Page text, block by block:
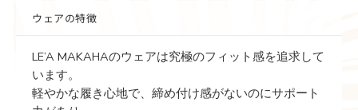
ウェアの特徴
LE’A MAKAHAのウェアは究極のフィット感を追求して
います。
軽やかな履き心地で、締め付け感がないのにサポート